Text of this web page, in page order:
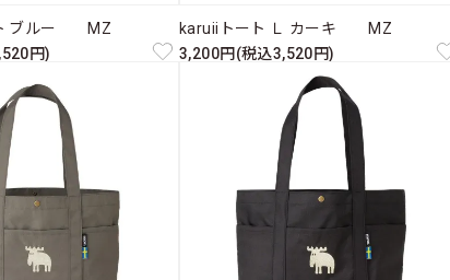
ブルー MZ
円)
karuiiトート Ｌ カーキ MZ
3,200円(税込3,520円)